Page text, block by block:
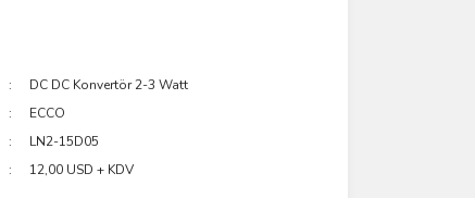
DC DC Konvertör 2-3 Watt
ECCO
LN2-15D05
12,00 USD + KDV